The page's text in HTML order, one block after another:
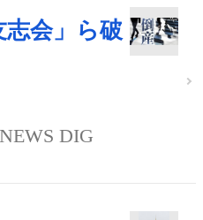
志会」ら破
DIG